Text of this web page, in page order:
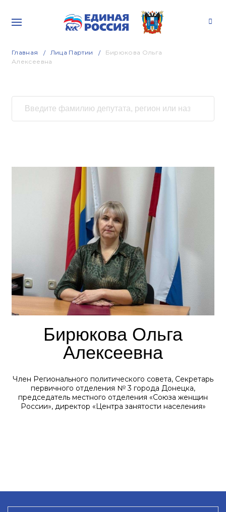
Главная Лица Партии
Бирюкова Ольга
Алексеевна
Бирюкова Ольга
Алексеевна
Член Регионального политического совета, Секретарь
первичного отделения № 3 города Донецка,
председатель местного отделения «Союза женщин
России», директор «Центра занятости населения»